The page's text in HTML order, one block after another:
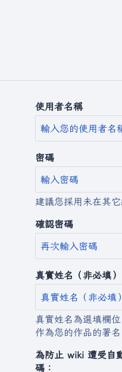
使用者名稱
密碼
建議您採用未在其
確認密碼
真實姓名（非必填）
真實姓名為選填欄
作為您的作品的署名
為防止 wiki 遭受自
碼：